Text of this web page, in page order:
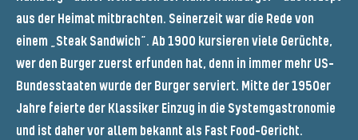
aus der Heimat mitbrachten. Seinerzeit war die Rede von
einem „Steak Sandwich“. Ab 1900 kursieren viele Gerüchte,
wer den Burger zuerst erfunden hat, denn in immer mehr US-
Bundesstaaten wurde der Burger serviert. Mitte der 1950er
Jahre feierte der Klassiker Einzug in die Systemgastronomie
und ist daher vor allem bekannt als Fast Food-Gericht.